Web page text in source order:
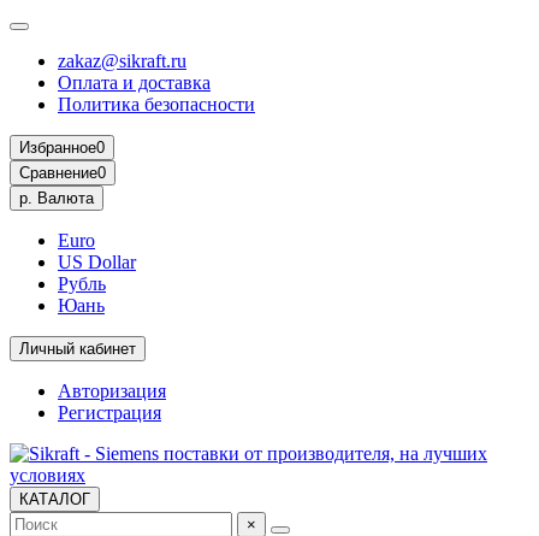
zakaz@sikraft.ru
Оплата и доставка
Политика безопасности
Избранное0
Сравнение0
р. Валюта
Euro
US Dollar
Рубль
Юань
Личный кабинет
Авторизация
Регистрация
КАТАЛОГ
×